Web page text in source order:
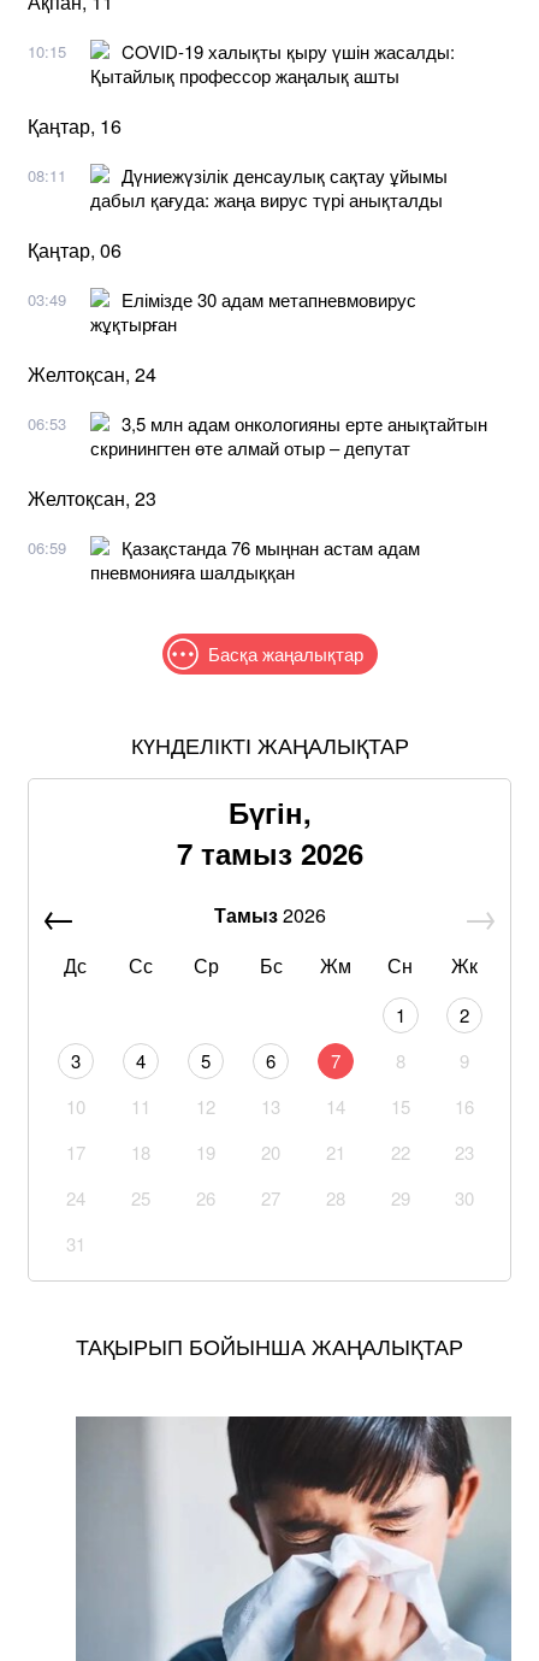
10:15
COVID-19 халықты қыру үшін жасалды:
Қытайлық профессор жаңалық ашты
Қаңтар, 16
08:11
Дүниежүзілік денсаулық сақтау ұйымы
дабыл қағуда: жаңа вирус түрі анықталды
Қаңтар, 06
03:49
Елімізде 30 адам метапневмовирус
жұқтырған
Желтоқсан, 24
06:53
3,5 млн адам онкологияны ерте анықтайтын
скринингтен өте алмай отыр – депутат
Желтоқсан, 23
06:59
Қазақстанда 76 мыңнан астам адам
пневмонияға шалдыққан
Басқа жаңалықтар
КҮНДЕЛІКТІ ЖАҢАЛЫҚТАР
Бүгін,
7 тамыз 2026
Тамыз2026
Дс
Сс Ср Бс Жм Сн Жк
1
2
3
4 5 6 7 8
9
10
11 12 13 14 15
16
17
18 19 20 21 22
23
24
25 26 27 28 29
30
31
ТАҚЫРЫП БОЙЫНША ЖАҢАЛЫҚТАР